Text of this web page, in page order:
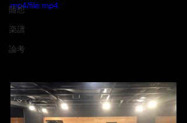
随想
楽譜
論考
mp4/file.mp4